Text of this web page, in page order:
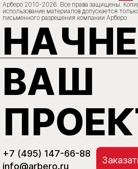
Арберо 2010-2026. Все права защищены.
использование материалов допускается
письменного разрешения компании Арберо
ВАШ
+7 (495) 147-66-88
info@arbero.ru